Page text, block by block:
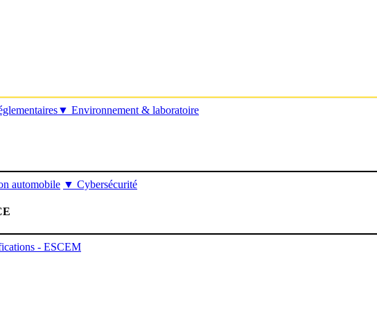
▼ Environnement & laboratoire
automobile ▼ Cybersécurité
- ESCEM